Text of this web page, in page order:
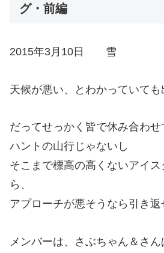
グ・前編
2015年3月10日 雪
天候が悪い、とわかっていても
だってせっかく皆で休み合わ
ハントの山行じゃないし
そこまで標高の高くないアイ
ら、
アプローチが悪そうなら引き返
メンバーは、さぶちゃん＆さん